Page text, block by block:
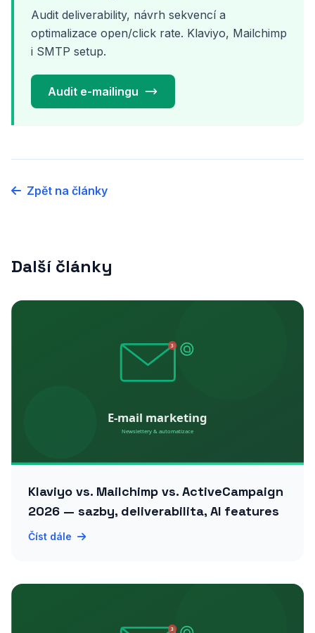
Audit deliverability, návrh sekvencí a
optimalizace open/click rate. Klaviyo, Mailchimp
i SMTP setup.
Audit e-mailingu
Zpět na články
Další články
Klaviyo vs. Mailchimp vs. ActiveCampaign
2026 — sazby, deliverabilita, AI features
Číst dále